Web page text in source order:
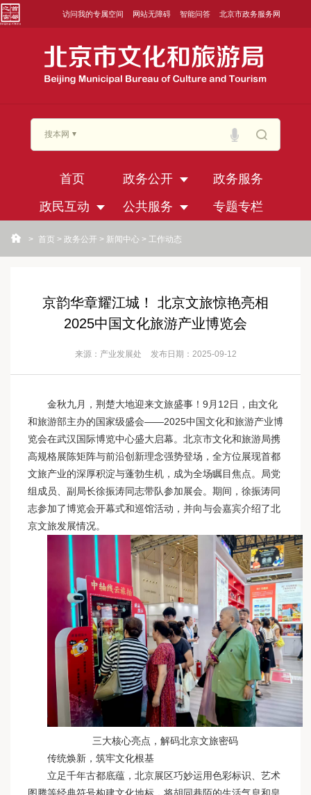
访问我的专属空间 网站无障碍 智能问答 北京市政务服务网
搜本网
首页 政务公开
政务服务
政民互动
公共服务 专题专栏
> 首页 > 政务公开 > 新闻中心 > 工作动态
京韵华章耀江城！ 北京文旅惊艳亮相
2025中国文化旅游产业博览会
来源：产业发展处 发布日期：2025-09-12
金秋九月，荆楚大地迎来文旅盛事！9月12日，由文化
和旅游部主办的国家级盛会——2025中国文化和旅游产业博
览会在武汉国际博览中心盛大启幕。北京市文化和旅游局携
高规格展陈矩阵与前沿创新理念强势登场，全方位展现首都
文旅产业的深厚积淀与蓬勃生机，成为全场瞩目焦点。局党
组成员、副局长徐振涛同志带队参加展会。期间，徐振涛同
志参加了博览会开幕式和巡馆活动，并向与会嘉宾介绍了北
京文旅发展情况。
三大核心亮点，解码北京文旅密码
传统焕新，筑牢文化根基
立足千年古都底蕴，北京展区巧妙运用色彩标识、艺术